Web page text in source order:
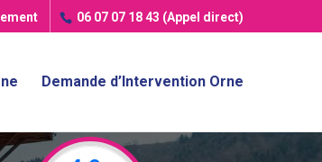
06 07 07 18 43 (Appel direct)
Demande d’Intervention Orne